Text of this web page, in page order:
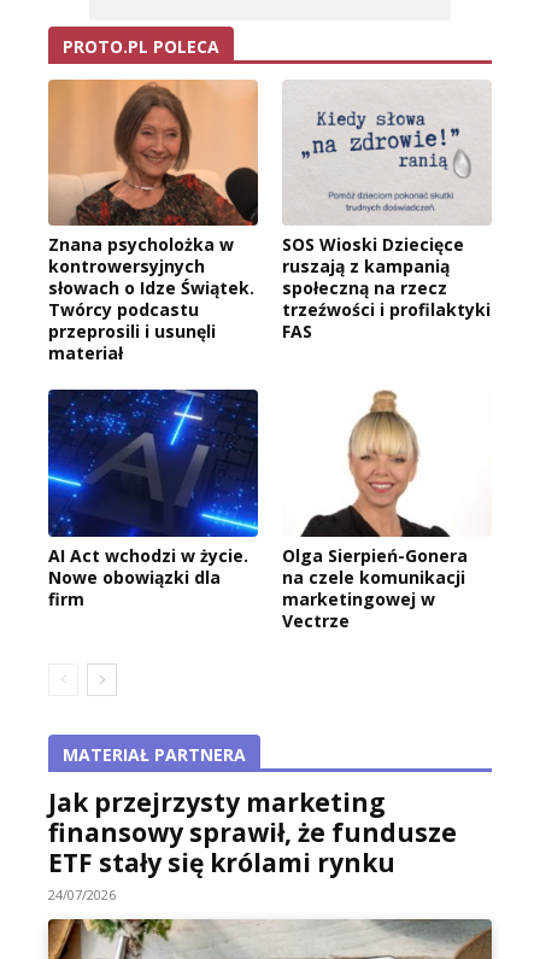
PROTO.PL POLECA
Znana psycholożka w
kontrowersyjnych
słowach o Idze Świątek.
Twórcy podcastu
przeprosili i usunęli
materiał
SOS Wioski Dziecięce
ruszają z kampanią
społeczną na rzecz
trzeźwości i profilaktyki
FAS
AI Act wchodzi w życie.
Nowe obowiązki dla
firm
Olga Sierpień-Gonera
na czele komunikacji
marketingowej w
Vectrze
MATERIAŁ PARTNERA
Jak przejrzysty marketing
finansowy sprawił, że fundusze
ETF stały się królami rynku
24/07/2026